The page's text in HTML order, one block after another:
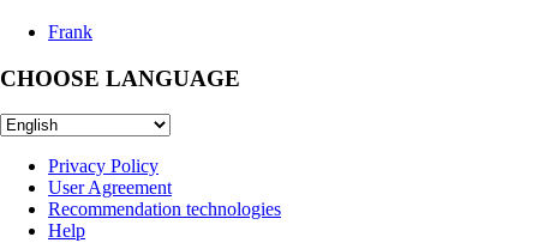
Frank
CHOOSE LANGUAGE
Privacy Policy
User Agreement
Recommendation technologies
Help